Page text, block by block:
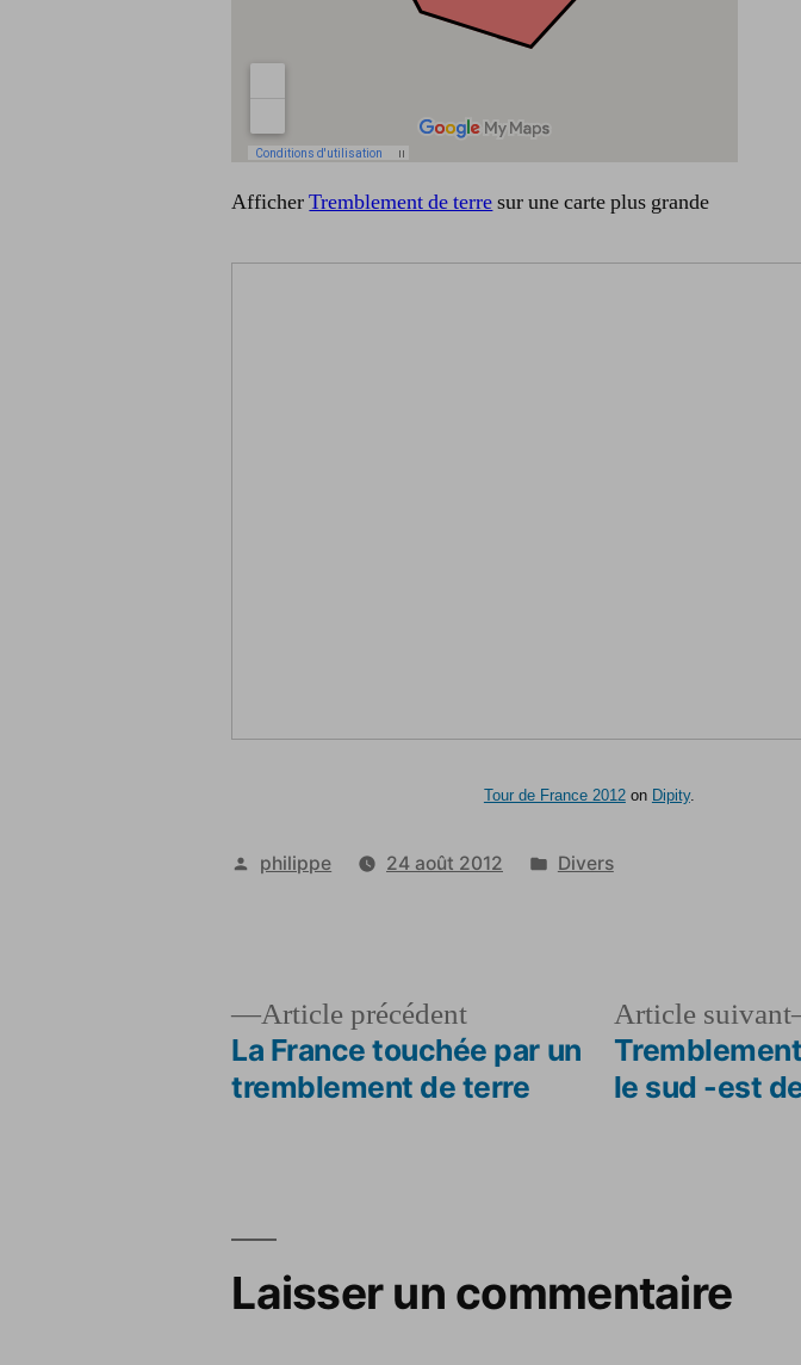
AfficherTremblement de terresur une carte plus grande
Tour de France 2012on Dipity.
Publié
philippe 24 août 2012
Publié
Divers
Navigation
Article précédentArticle
précédent :
La France touchée par un
tremblement de terre
Article suivant
le sud -est
Laisser un commentaire